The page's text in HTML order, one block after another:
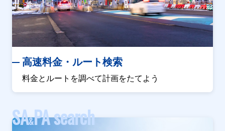
高速料金・ルート検索
料金とルートを調べて計画をたてよう
SA&PA search